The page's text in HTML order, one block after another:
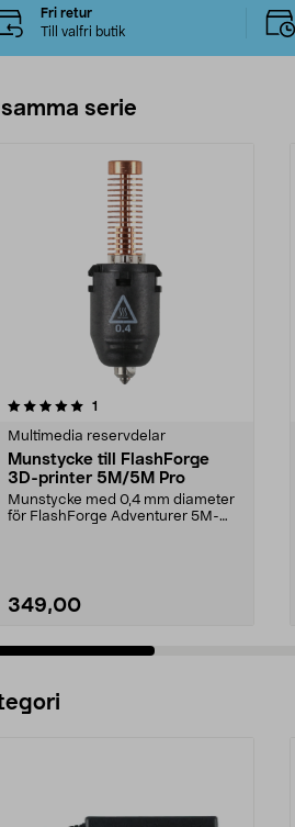
Fri retur
Till valfri butik
serie
1
Multimedia reservdelar
Munstycke till FlashForge
3D-printer 5M/5M Pro
Munstycke med 0,4 mm diameter
för FlashForge Adventurer 5M-
349,00
2.0av 5 stjärnor